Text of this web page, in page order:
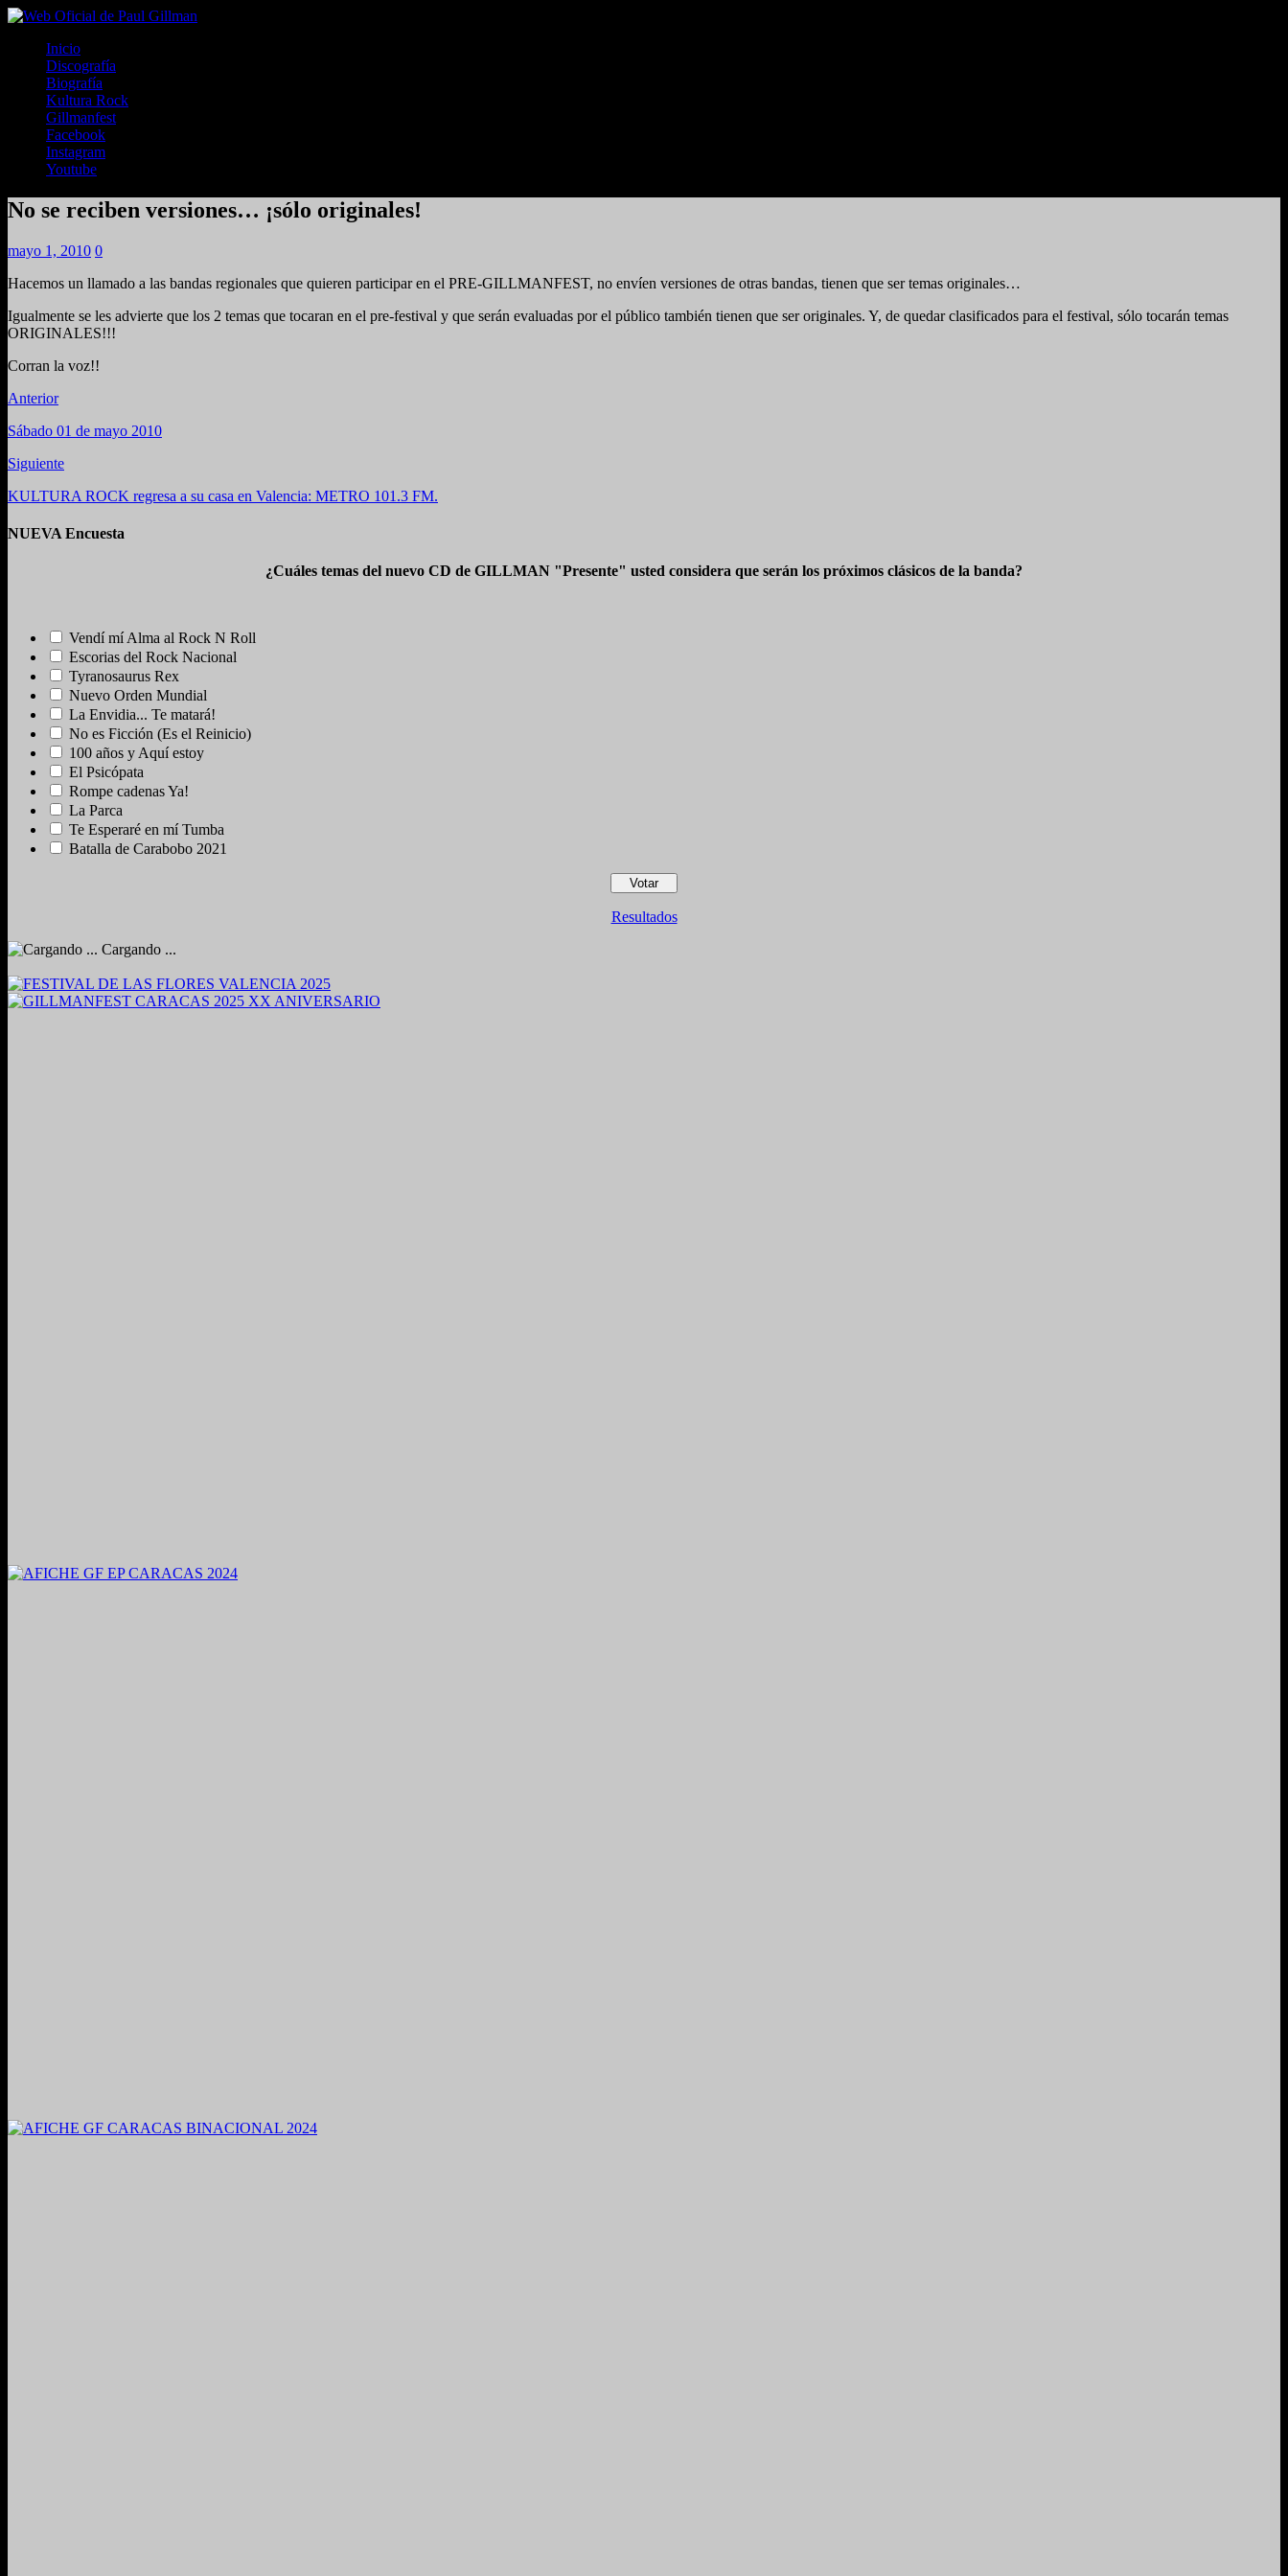
Inicio
Discografía
Biografía
Kultura Rock
Gillmanfest
Facebook
Instagram
Youtube
No se reciben versiones… ¡sólo originales!
mayo 1, 2010 0
Hacemos un llamado a las bandas regionales que quieren participar en el PRE-GILLMANFEST, no envíen versiones de otras bandas, tienen que ser temas originales…
Igualmente se les advierte que los 2 temas que tocaran en el pre-festival y que serán evaluadas por el público también tienen que ser originales. Y, de quedar clasificados para el festival, sólo tocarán temas
ORIGINALES!!!
Corran la voz!!
Anterior
Sábado 01 de mayo 2010
Siguiente
KULTURA ROCK regresa a su casa en Valencia: METRO 101.3 FM.
NUEVA Encuesta
¿Cuáles temas del nuevo CD de GILLMAN "Presente" usted considera que serán los próximos clásicos de la banda?
Vendí mí Alma al Rock N Roll
Escorias del Rock Nacional
Tyranosaurus Rex
Nuevo Orden Mundial
La Envidia... Te matará!
No es Ficción (Es el Reinicio)
100 años y Aquí estoy
El Psicópata
Rompe cadenas Ya!
La Parca
Te Esperaré en mí Tumba
Batalla de Carabobo 2021
Resultados
Cargando ...